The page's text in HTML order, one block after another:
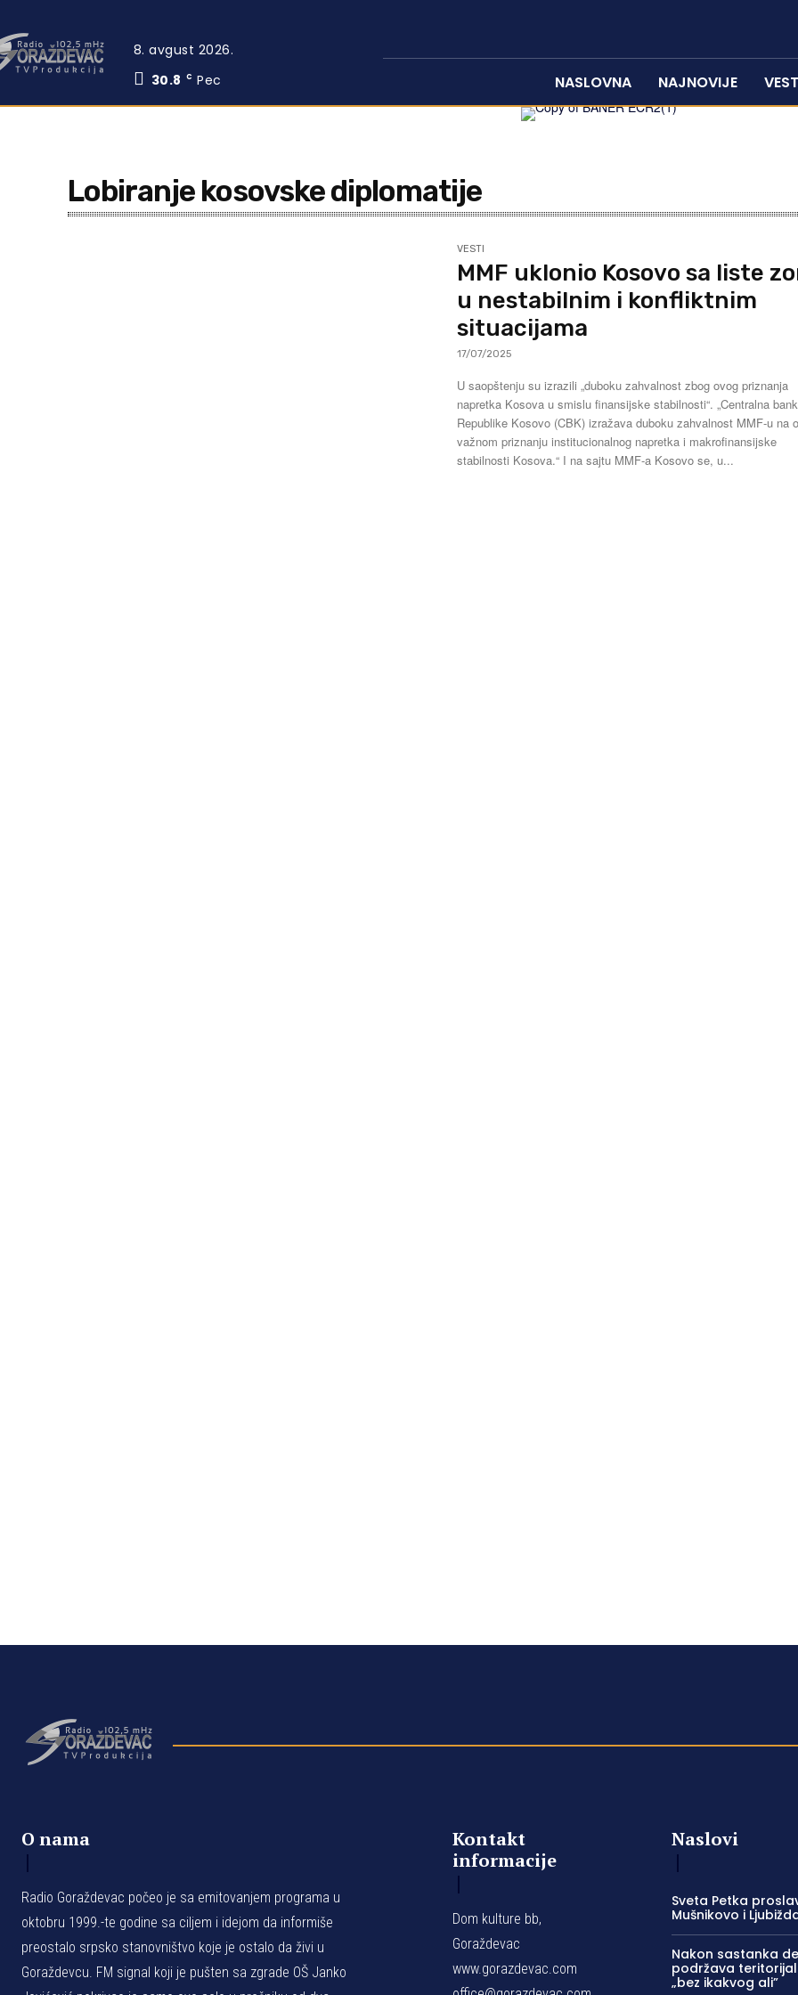
8. avgust 2026.
30.8
C Pec NASLOVNA NAJNOVIJE
Lobiranje kosovske diplomatije
VESTI
MMF uklonio Kosovo sa liste
u nestabilnim i konfliktnim
situacijama
17/07/2025
U saopštenju su izrazili „duboku zahvalnost zbog ovog priznanja
napretka Kosova u smislu finansijske stabilnosti“. „Centralna banka
Republike Kosovo (CBK) izražava duboku zahvalnost MMF-u na
važnom priznanju institucionalnog napretka i makrofinansijske
stabilnosti Kosova.“ I na sajtu MMF-a Kosovo se, u...
O nama
Radio Goraždevac počeo je sa emitovanjem programa u
oktobru 1999.-te godine sa ciljem i idejom da informiše
preostalo srpsko stanovništvo koje je ostalo da živi u
Goraždevcu. FM signal koji je pušten sa zgrade OŠ Janko
Kontakt
informacije
Dom kulture bb,
Goraždevac
www.gorazdevac.com
Naslovi
Sveta Petka
Mušnikovo i
Nakon sastanka
podržava
„bez ikakvog ali”